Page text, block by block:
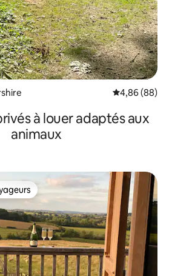
Note
4,86 (88)
à louer adaptés aux
animaux
parmi les plus aimés